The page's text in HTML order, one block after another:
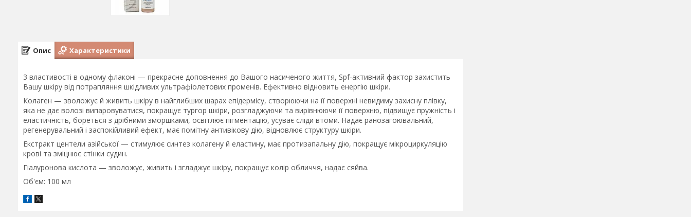
Опис Характеристики
3 властивості в одному флаконі — прекрасне доповнення до Вашого насиченого життя, Spf-активний фактор захистить
Вашу шкіру від потрапляння шкідливих ультрафіолетових променів. Ефективно відновить енергію шкіри.
Колаген — зволожує й живить шкіру в найглибших шарах епідермісу, створюючи на її поверхні невидиму захисну плівку,
яка не дає волозі випаровуватися, покращує тургор шкіри, розгладжуючи та вирівнюючи її поверхню, підвищує пружність і
еластичність, бореться з дрібними зморшками, освітлює пігментацію, усуває сліди втоми. Надає ранозагоювальний,
регенерувальний і заспокійливий ефект, має помітну антивікову дію, відновлює структуру шкіри.
Екстракт центели азійської — стимулює синтез колагену й еластину, має протизапальну дію, покращує мікроциркуляцію
крові та зміцнює стінки судин.
Гіалуронова кислота — зволожує, живить і згладжує шкіру, покращує колір обличчя, надає сяйва.
Об'єм: 100 мл